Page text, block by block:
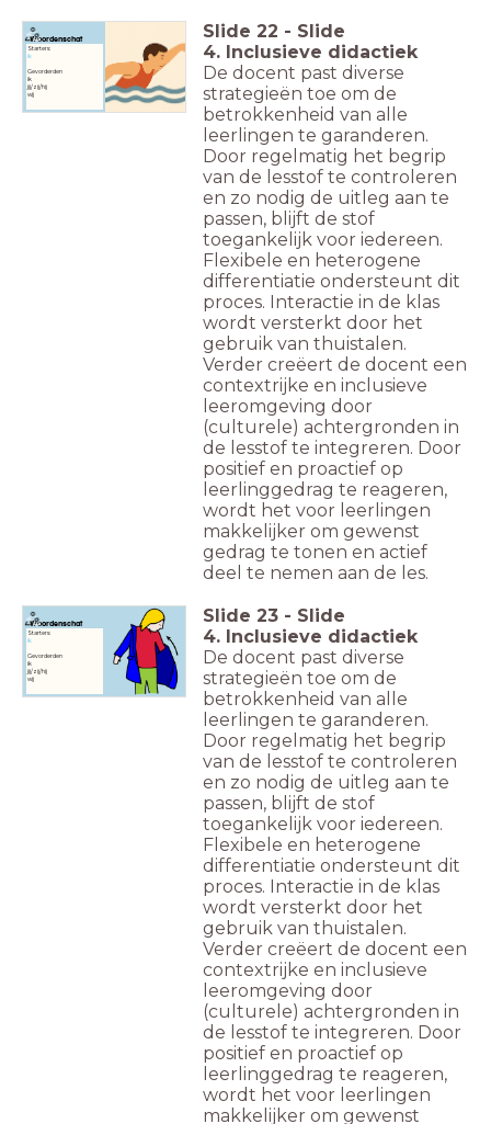
Woordenschat
Starters:
ik
Gevorderden
ik
jij/zij/hij
wij
Slide 22 - Slide
4. Inclusieve didactiek
De docent past diverse
strategieën toe om de
betrokkenheid van alle
leerlingen te garanderen.
Door regelmatig het begrip
van de lesstof te controleren
en zo nodig de uitleg aan te
passen, blijft de stof
toegankelijk voor iedereen.
Flexibele en heterogene
differentiatie ondersteunt dit
proces. Interactie in de klas
wordt versterkt door het
gebruik van thuistalen.
Verder creëert de docent een
contextrijke en inclusieve
leeromgeving door
(culturele) achtergronden in
de lesstof te integreren. Door
positief en proactief op
leerlinggedrag te reageren,
wordt het voor leerlingen
makkelijker om gewenst
gedrag te tonen en actief
deel te nemen aan de les.
Woordenschat
Starters:
ik
Gevorderden
ik
jij/zij/hij
wij
Slide 23 - Slide
4. Inclusieve didactiek
De docent past diverse
strategieën toe om de
betrokkenheid van alle
leerlingen te garanderen.
Door regelmatig het begrip
van de lesstof te controleren
en zo nodig de uitleg aan te
passen, blijft de stof
toegankelijk voor iedereen.
Flexibele en heterogene
differentiatie ondersteunt dit
proces. Interactie in de klas
wordt versterkt door het
gebruik van thuistalen.
Verder creëert de docent een
contextrijke en inclusieve
leeromgeving door
(culturele) achtergronden in
de lesstof te integreren. Door
positief en proactief op
leerlinggedrag te reageren,
wordt het voor leerlingen
makkelijker om gewenst